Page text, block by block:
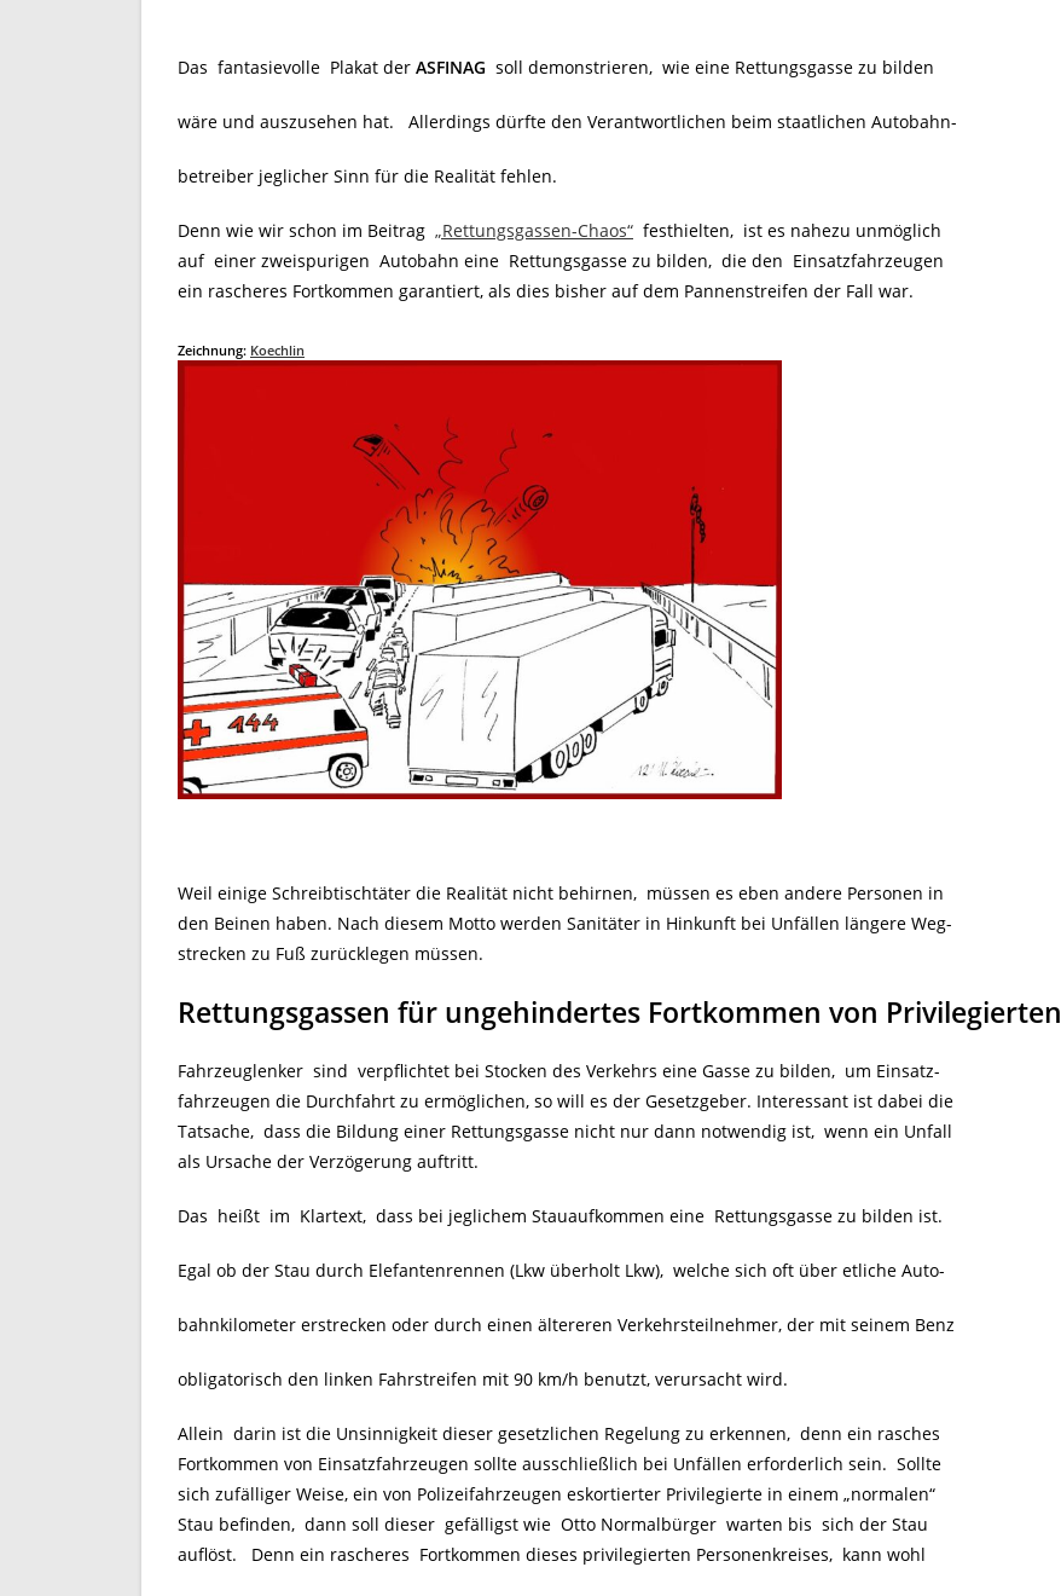
Das fantasievolle Plakat der ASFINAG soll demonstrieren, wie eine Rettungsgasse zu bilden
wäre und auszusehen hat. Allerdings dürfte den Verantwortlichen beim staatlichen Autobahn-
betreiber jeglicher Sinn für die Realität fehlen.
Denn wie wir schon im Beitrag „Rettungsgassen-Chaos“ festhielten, ist es nahezu unmöglich
auf einer zweispurigen Autobahn eine Rettungsgasse zu bilden, die den Einsatzfahrzeugen
ein rascheres Fortkommen garantiert, als dies bisher auf dem Pannenstreifen der Fall war.
Zeichnung: Koechlin
Weil einige Schreibtischtäter die Realität nicht behirnen, müssen es eben andere Personen in
den Beinen haben. Nach diesem Motto werden Sanitäter in Hinkunft bei Unfällen längere Weg-
strecken zu Fuß zurücklegen müssen.
Rettungsgassen für ungehindertes Fortkommen von Privilegierten
Fahrzeuglenker sind verpflichtet bei Stocken des Verkehrs eine Gasse zu bilden, um Einsatz-
fahrzeugen die Durchfahrt zu ermöglichen, so will es der Gesetzgeber. Interessant ist dabei die
Tatsache, dass die Bildung einer Rettungsgasse nicht nur dann notwendig ist, wenn ein Unfall
als Ursache der Verzögerung auftritt.
Das heißt im Klartext, dass bei jeglichem Stauaufkommen eine Rettungsgasse zu bilden ist.
Egal ob der Stau durch Elefantenrennen (Lkw überholt Lkw), welche sich oft über etliche Auto-
bahnkilometer erstrecken oder durch einen ältereren Verkehrsteilnehmer, der mit seinem Benz
obligatorisch den linken Fahrstreifen mit 90 km/h benutzt, verursacht wird.
Allein darin ist die Unsinnigkeit dieser gesetzlichen Regelung zu erkennen, denn ein rasches
Fortkommen von Einsatzfahrzeugen sollte ausschließlich bei Unfällen erforderlich sein. Sollte
sich zufälliger Weise, ein von Polizeifahrzeugen eskortierter Privilegierte in einem „normalen“
Stau befinden, dann soll dieser gefälligst wie Otto Normalbürger warten bis sich der Stau
auflöst. Denn ein rascheres Fortkommen dieses privilegierten Personenkreises, kann wohl